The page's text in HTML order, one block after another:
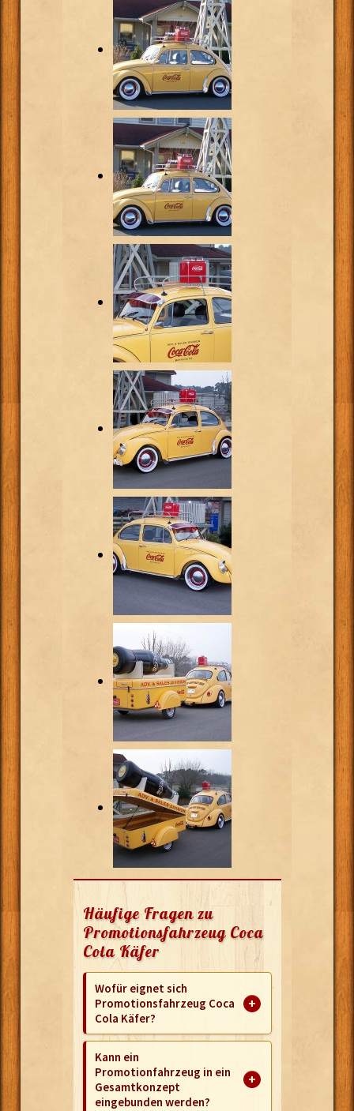
Häufige Fragen zu
Promotionsfahrzeug Coca
Cola Käfer
Wofür eignet sich
Promotionsfahrzeug Coca
Cola Käfer?
Kann ein
Promotionfahrzeug in ein
Gesamtkonzept
eingebunden werden?